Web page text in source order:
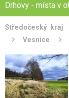
Drhovy - místa v
Středočeský kraj
Vesnice